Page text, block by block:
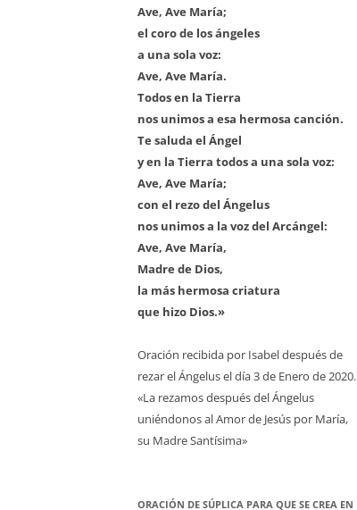
Ave, Ave María;
el coro de los ángeles
a una sola voz:
Ave, Ave María.
Todos en la Tierra
nos unimos a esa hermosa canción.
Te saluda el Ángel
y en la Tierra todos a una sola voz:
Ave, Ave María;
con el rezo del Ángelus
nos unimos a la voz del Arcángel:
Ave, Ave María,
Madre de Dios,
la más hermosa criatura
que hizo Dios.»
Oración recibida por Isabel después de
rezar el Ángelus el día 3 de Enero de 2020.
«La rezamos después del Ángelus
uniéndonos al Amor de Jesús por María,
su Madre Santísima»
ORACIÓN DE SÚPLICA PARA QUE SE CREA EN